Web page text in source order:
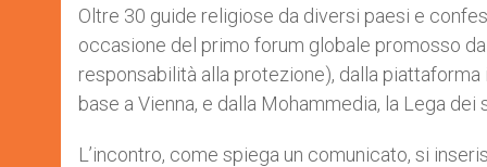
p
p
g
e
r
o
k
r
Oltre 30 guide religiose da diversi paesi e
occasione del primo forum globale promosso
responsabilità alla protezione), dalla
base a Vienna, e dalla Mohammedia, la Lega
L’incontro, come spiega un comunicato, si